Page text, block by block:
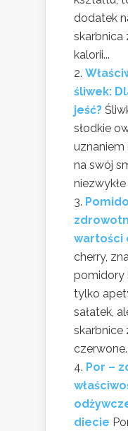
dodatek
skarbnica
kalorii...
śliwek:
jeść?
słodkie
na swój
wartości
cherry,
pomidory
tylko
sałatek,
skarbnice
Por –
diecie